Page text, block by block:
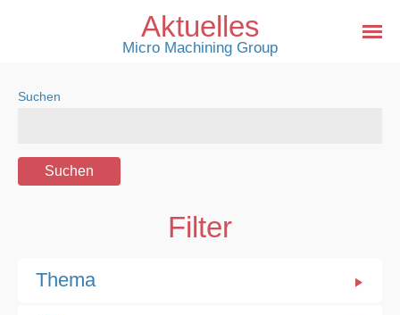
Aktuelles
Micro Machining Group
Suchen
Filter
Thema